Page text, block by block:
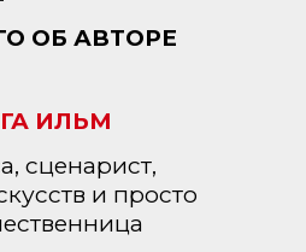
ОБ АВТОРЕ
ИЛЬМ
сценарист,
и просто